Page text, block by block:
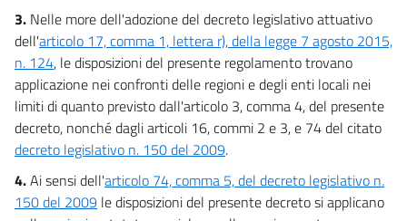
3. Nelle more dell'adozione del decreto legislativo attuativo
dell'articolo 17, comma 1, lettera r), della legge 7 agosto 2015,
n. 124, le disposizioni del presente regolamento trovano
applicazione nei confronti delle regioni e degli enti locali nei
limiti di quanto previsto dall'articolo 3, comma 4, del presente
decreto, nonché dagli articoli 16, commi 2 e 3, e 74 del citato
decreto legislativo n. 150 del 2009.
4.Ai sensi dell'articolo 74, comma 5, del decreto legislativo n.
150 del 2009 le disposizioni del presente decreto si applicano